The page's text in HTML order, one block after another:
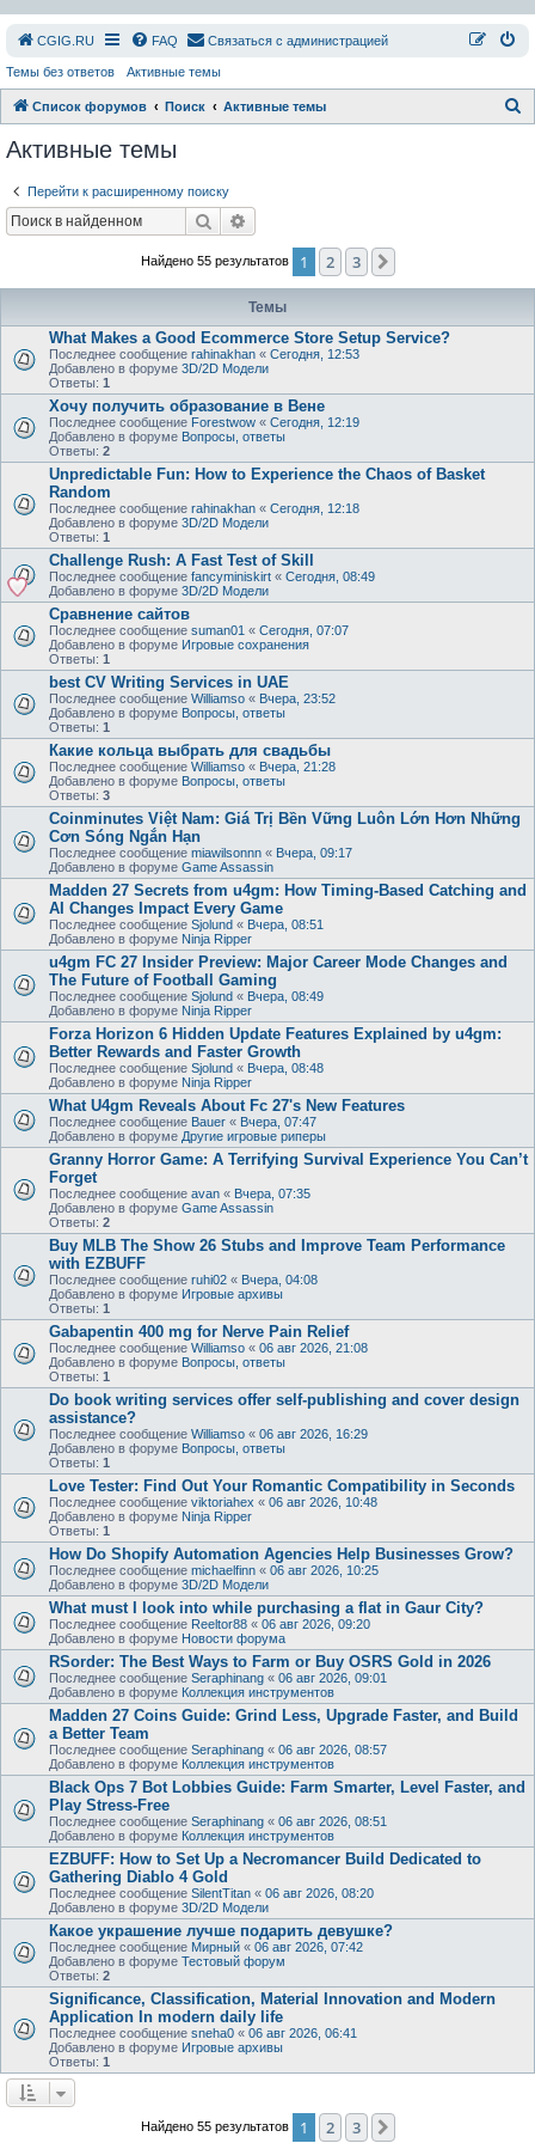
СGIG.RU FAQ Связаться с администрацией
Темы без ответов Активные темы
Список форумов Поиск Активные темы
Активные темы
Перейти к расширенному поиску
Поиск
Найдено 55 результатов 1 2 3
Темы
What Makes a Good Ecommerce Store Setup Service?
Последнее сообщение rahinakhan « Сегодня, 12:53
Добавлено в форуме 3D/2D Модели
Ответы: 1
Хочу получить образование в Вене
Последнее сообщение Forestwow « Сегодня, 12:19
Добавлено в форуме Вопросы, ответы
Ответы: 2
Unpredictable Fun: How to Experience the Chaos of Basket
Random
Последнее сообщение rahinakhan « Сегодня, 12:18
Добавлено в форуме 3D/2D Модели
Ответы: 1
Challenge Rush: A Fast Test of Skill
Последнее сообщение fancyminiskirt « Сегодня, 08:49
Добавлено в форуме 3D/2D Модели
Сравнение сайтов
Последнее сообщение suman01 « Сегодня, 07:07
Добавлено в форуме Игровые сохранения
Ответы: 1
best CV Writing Services in UAE
Последнее сообщение Williamso « Вчера, 23:52
Добавлено в форуме Вопросы, ответы
Ответы: 1
Какие кольца выбрать для свадьбы
Последнее сообщение Williamso « Вчера, 21:28
Добавлено в форуме Вопросы, ответы
Ответы: 3
Coinminutes Việt Nam: Giá Trị Bền Vững Luôn Lớn Hơn Những
Cơn Sóng Ngắn Hạn
Последнее сообщение miawilsonnn « Вчера, 09:17
Добавлено в форуме Game Assassin
Madden 27 Secrets from u4gm: How Timing-Based Catching and
AI Changes Impact Every Game
Последнее сообщение Sjolund « Вчера, 08:51
Добавлено в форуме Ninja Ripper
u4gm FC 27 Insider Preview: Major Career Mode Changes and
The Future of Football Gaming
Последнее сообщение Sjolund « Вчера, 08:49
Добавлено в форуме Ninja Ripper
Forza Horizon 6 Hidden Update Features Explained by u4gm:
Better Rewards and Faster Growth
Последнее сообщение Sjolund « Вчера, 08:48
Добавлено в форуме Ninja Ripper
What U4gm Reveals About Fc 27's New Features
Последнее сообщение Bauer « Вчера, 07:47
Добавлено в форуме Другие игровые риперы
Granny Horror Game: A Terrifying Survival Experience You Can’t
Forget
Последнее сообщение avan « Вчера, 07:35
Добавлено в форуме Game Assassin
Ответы: 2
Buy MLB The Show 26 Stubs and Improve Team Performance
with EZBUFF
Последнее сообщение ruhi02 « Вчера, 04:08
Добавлено в форуме Игровые архивы
Ответы: 1
Gabapentin 400 mg for Nerve Pain Relief
Последнее сообщение Williamso « 06 авг 2026, 21:08
Добавлено в форуме Вопросы, ответы
Ответы: 1
Do book writing services offer self-publishing and cover design
assistance?
Последнее сообщение Williamso « 06 авг 2026, 16:29
Добавлено в форуме Вопросы, ответы
Ответы: 1
Love Tester: Find Out Your Romantic Compatibility in Seconds
Последнее сообщение viktoriahex « 06 авг 2026, 10:48
Добавлено в форуме Ninja Ripper
Ответы: 1
How Do Shopify Automation Agencies Help Businesses Grow?
Последнее сообщение michaelfinn « 06 авг 2026, 10:25
Добавлено в форуме 3D/2D Модели
What must I look into while purchasing a flat in Gaur City?
Последнее сообщение Reeltor88 « 06 авг 2026, 09:20
Добавлено в форуме Новости форума
RSorder: The Best Ways to Farm or Buy OSRS Gold in 2026
Последнее сообщение Seraphinang « 06 авг 2026, 09:01
Добавлено в форуме Коллекция инструментов
Madden 27 Coins Guide: Grind Less, Upgrade Faster, and Build
a Better Team
Последнее сообщение Seraphinang « 06 авг 2026, 08:57
Добавлено в форуме Коллекция инструментов
Black Ops 7 Bot Lobbies Guide: Farm Smarter, Level Faster, and
Play Stress-Free
Последнее сообщение Seraphinang « 06 авг 2026, 08:51
Добавлено в форуме Коллекция инструментов
EZBUFF: How to Set Up a Necromancer Build Dedicated to
Gathering Diablo 4 Gold
Последнее сообщение SilentTitan « 06 авг 2026, 08:20
Добавлено в форуме 3D/2D Модели
Какое украшение лучше подарить девушке?
Последнее сообщение Мирный « 06 авг 2026, 07:42
Добавлено в форуме Тестовый форум
Ответы: 2
Significance, Classification, Material Innovation and Modern
Application In modern daily life
Последнее сообщение sneha0 « 06 авг 2026, 06:41
Добавлено в форуме Игровые архивы
Ответы: 1
Найдено 55 результатов 1 2 3